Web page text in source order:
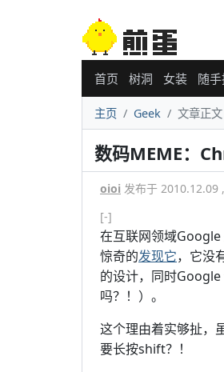
首页 树洞 女装 随
主页 Geek 文章正文
数码MEME：
oioi 发布于 2010.12.09
[-]
在互联网领域
惊奇的发现它，它没
的设计，同时
吗？！）。
这个理由着实够扯，
要长按shift？！